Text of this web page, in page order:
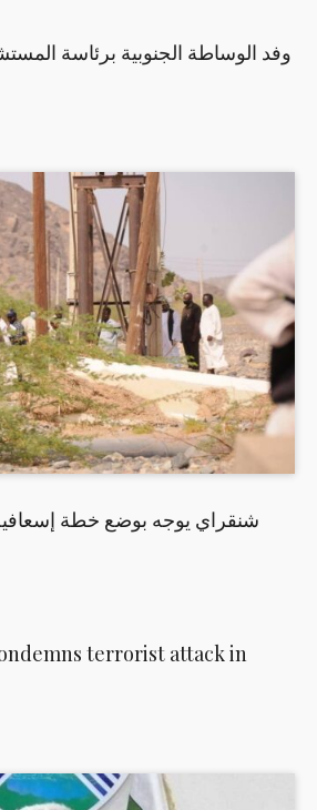
وفد الوساطة الجنوبية برئاسة
شنقراي يوجه بوضع خطة
terrorist attack in